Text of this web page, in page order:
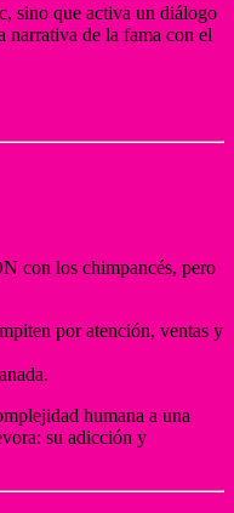
sino que activa un diálogo
narrativa de la fama con el
con los chimpancés, pero
por atención, ventas y
humana a una
su adicción y